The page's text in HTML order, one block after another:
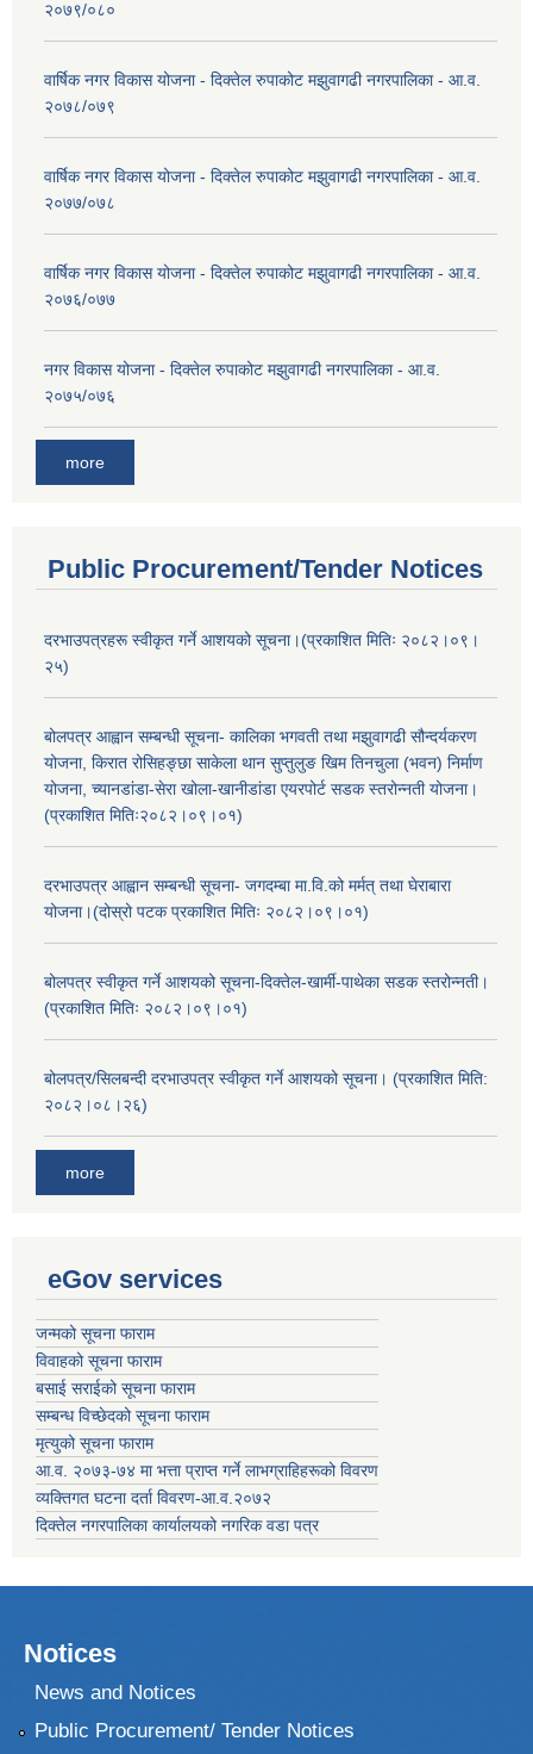
२०७९/०८०
वार्षिक नगर विकास योजना - दिक्तेल रुपाकोट मझुवागढी नगरपालिका - आ.व.
२०७८/०७९
वार्षिक नगर विकास योजना - दिक्तेल रुपाकोट मझुवागढी नगरपालिका - आ.व.
२०७७/०७८
वार्षिक नगर विकास योजना - दिक्तेल रुपाकोट मझुवागढी नगरपालिका - आ.व.
२०७६/०७७
नगर विकास योजना - दिक्तेल रुपाकोट मझुवागढी नगरपालिका - आ.व.
२०७५/०७६
more
Public Procurement/Tender Notices
दरभाउपत्रहरू स्वीकृत गर्ने आशयको सूचना।(प्रकाशित मितिः २०८२।०९।
२५)
बोलपत्र आह्वान सम्बन्धी सूचना- कालिका भगवती तथा मझुवागढी सौन्दर्यकरण
योजना, किरात रोसिहङ्छा साकेला थान सुप्तुलुङ खिम तिनचुला (भवन) निर्माण
योजना, च्यानडांडा-सेरा खोला-खानीडांडा एयरपोर्ट सडक स्तरोन्नती योजना।
(प्रकाशित मितिः२०८२।०९।०१)
दरभाउपत्र आह्वान सम्बन्धी सूचना- जगदम्बा मा.वि.को मर्मत् तथा घेराबारा
योजना।(दोस्रो पटक प्रकाशित मितिः २०८२।०९।०१)
बोलपत्र स्वीकृत गर्ने आशयको सूचना-दिक्तेल-खार्मी-पाथेका सडक स्तरोन्नती।
(प्रकाशित मितिः २०८२।०९।०१)
बोलपत्र/सिलबन्दी दरभाउपत्र स्वीकृत गर्ने आशयको सूचना। (प्रकाशित मिति:
२०८२।०८।२६)
more
eGov services
जन्मको सूचना फाराम
विवाहको सूचना फाराम
बसाई सराईको सूचना फाराम
सम्बन्ध विच्छेदको सूचना फाराम
मृत्युको सूचना फाराम
आ.व. २०७३-७४ मा भत्ता प्राप्त गर्ने लाभग्राहिहरूको विवरण
व्यक्तिगत घटना दर्ता विवरण-आ.व.२०७२
दिक्तेल नगरपालिका कार्यालयको नगरिक वडा पत्र
Notices
News and Notices
Public Procurement/ Tender Notices